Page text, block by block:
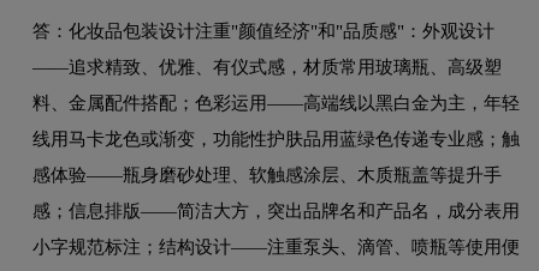
答：化妆品包装设计注重"颜值经济"和"品质感"：外观设计
——追求精致、优雅、有仪式感，材质常用玻璃瓶、高级塑
料、金属配件搭配；色彩运用——高端线以黑白金为主，年轻
线用马卡龙色或渐变，功能性护肤品用蓝绿色传递专业感；触
感体验——瓶身磨砂处理、软触感涂层、木质瓶盖等提升手
感；信息排版——简洁大方，突出品牌名和产品名，成分表用
小字规范标注；结构设计——注重泵头、滴管、喷瓶等使用便